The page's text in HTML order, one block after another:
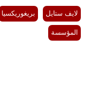
لايف ستايل بريغوريكسيا
المؤسسة